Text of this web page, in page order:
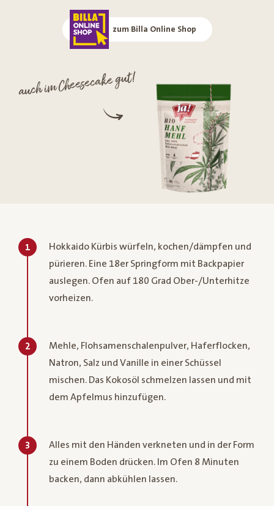
zum Billa Online Shop
auch im Cheesecake gut!
1
Hokkaido Kürbis würfeln, kochen/dämpfen und
pürieren. Eine 18er Springform mit Backpapier
auslegen. Ofen auf 180 Grad Ober-/Unterhitze
vorheizen.
2
Mehle, Flohsamenschalenpulver, Haferflocken,
Natron, Salz und Vanille in einer Schüssel
mischen. Das Kokosöl schmelzen lassen und mit
dem Apfelmus hinzufügen.
3
Alles mit den Händen verkneten und in der Form
zu einem Boden drücken. Im Ofen 8 Minuten
backen, dann abkühlen lassen.